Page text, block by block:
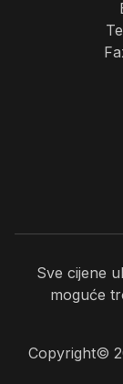
Sve cijene
moguće
Copyright©